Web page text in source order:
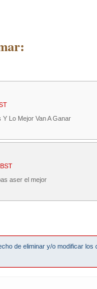
Lo Mejor Van A Ganar
aser el mejor
de eliminar y/o modificar